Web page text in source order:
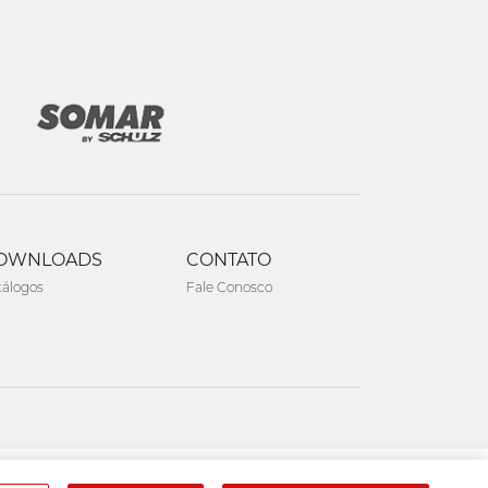
CONTATO
Fale Conosco